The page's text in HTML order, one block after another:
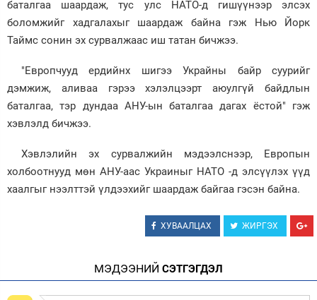
Зурхай
баталгаа шаардаж, тус улс НАТО-д гишүүнээр элсэх
боломжийг хадгалахыг шаардаж байна гэж Нью Йорк
Таймс сонин эх сурвалжаас иш татан бичжээ.
"Европчууд ердийнх шигээ Украйны байр суурийг
дэмжиж, аливаа гэрээ хэлэлцээрт аюулгүй байдлын
баталгаа, тэр дундаа АНУ-ын баталгаа дагах ёстой" гэж
хэвлэлд бичжээ.
Хэвлэлийн эх сурвалжийн мэдээлснээр, Европын
холбоотнууд мөн АНУ-аас Украиныг НАТО -д элсүүлэх үүд
хаалгыг нээлттэй үлдээхийг шаардаж байгаа гэсэн байна.
ХУВААЛЦАХ ЖИРГЭХ
МЭДЭЭНИЙ СЭТГЭГДЭЛ